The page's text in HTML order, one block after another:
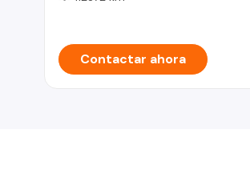
Contactar ahora